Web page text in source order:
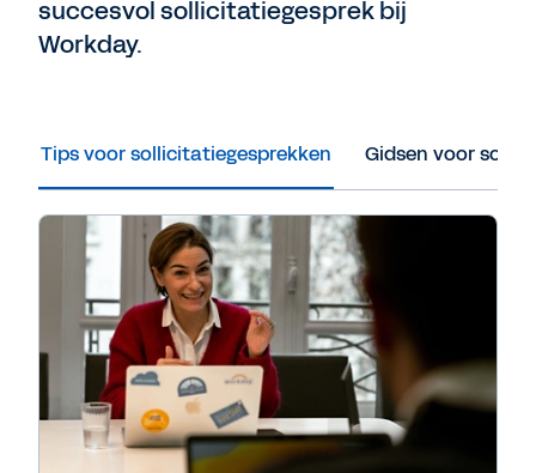
succesvol sollicitatiegesprek bij
Workday.
Tips voor sollicitatiegesprekken Gidsen voor